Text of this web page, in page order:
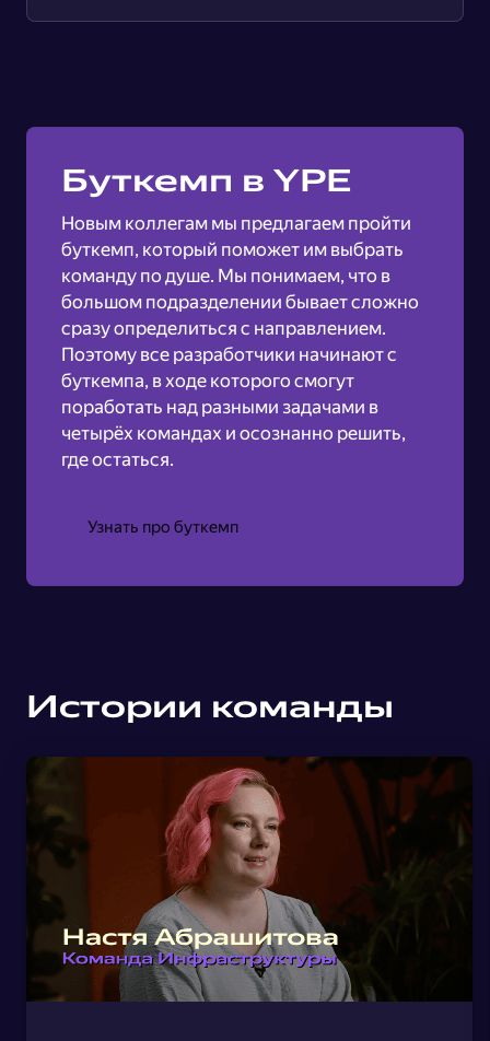
Буткемп в YPE
Новым коллегам мы предлагаем пройти
буткемп, который поможет им выбрать
команду по душе. Мы понимаем, что в
большом подразделении бывает сложно
сразу определиться с направлением.
Поэтому все разработчики начинают с
буткемпа, в ходе которого смогут
поработать над разными задачами в
четырёх командах и осознанно решить,
где остаться.
Узнать про буткемп
Истории команды